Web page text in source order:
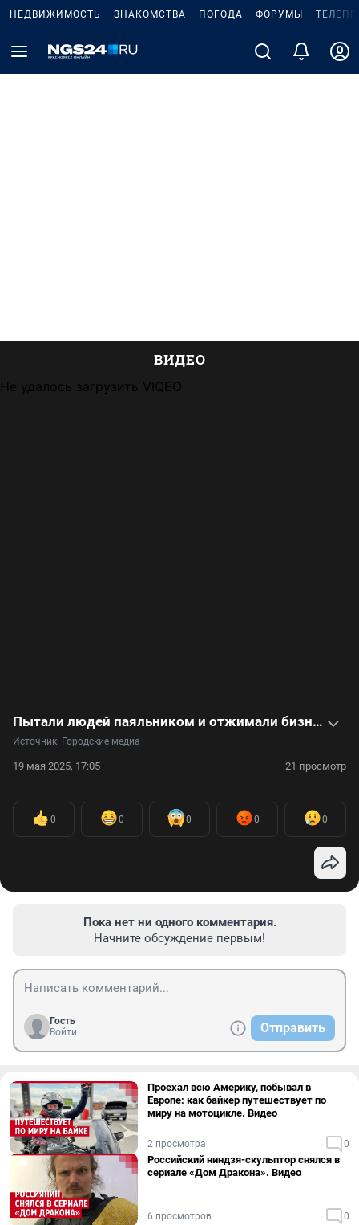
НЕДВИЖИМОСТЬ ЗНАКОМСТВА ПОГОДА ФОРУМЫ
ВИДЕО
Не удалось загрузить VIQEO
Пытали людей паяльником и отжимали бизнес. История Таганской ОПГ — видео
Источник: Городские медиа
19 мая 2025, 17:05 21 просмотр
0 0 0 0 0
Пока нет ни одного комментария.
Начните обсуждение первым!
Гость
Войти
Отправить
Проехал всю Америку, побывал в
Европе: как байкер путешествует по
миру на мотоцикле. Видео
2 просмотра 0
Российский ниндзя-скульптор снялся в
сериале «Дом Дракона». Видео
6 просмотров 0